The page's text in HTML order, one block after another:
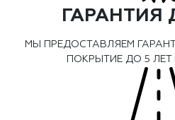
ГАРАНТИЯ
МЫ ПРЕДОСТАВЛЯЕМ
ПОКРЫТИЕ ДО 5